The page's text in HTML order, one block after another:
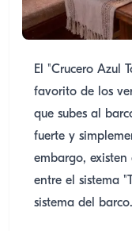
El "Crucero Azul
favorito de los
que subes al
fuerte y
embargo,
entre el sistema
sistema del barco.